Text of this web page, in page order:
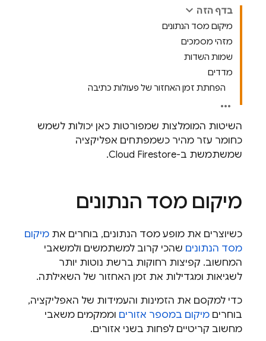
בדף הזה
מיקום מסד הנתונים
מזהי מסמכים
שמות השדות
מדדים
הפחתת זמן האחזור של פעולות כתיבה
השיטות המומלצות שמפורטות כאן יכולות לשמש
כחומר עזר מהיר כשמפתחים אפליקציה
שמשתמשת ב-Cloud Firestore
.
מיקום מסד הנתונים
כשיוצרים את מופע מסד הנתונים, בוחרים את מיקום
מסד הנתונים שהכי קרוב למשתמשים ולמשאבי
המחשוב. קפיצות רחוקות ברשת נוטות יותר
לשגיאות ומגדילות את זמן האחזור של השאילתה.
כדי למקסם את הזמינות והעמידות של האפליקציה,
בוחרים מיקום במספר אזורים וממקמים משאבי
מחשוב קריטיים לפחות בשני אזורים.